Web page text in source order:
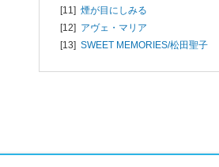
[11] 煙が目にしみる
[12] アヴェ・マリア
[13] SWEET MEMORIES/松田聖子